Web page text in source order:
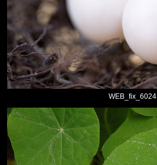
WEB_fix_6024